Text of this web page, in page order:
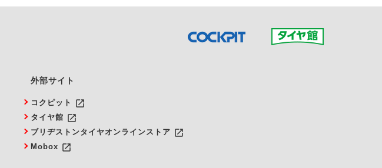
外部サイト
コクピット launch
タイヤ館 launch
ブリヂストンタイヤオンラインストア launch
Mobox launch